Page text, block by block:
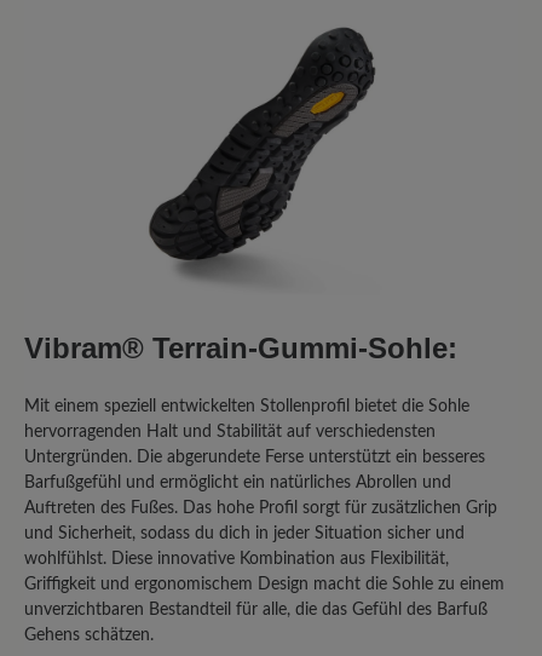
Vibram® Terrain-Gummi-Sohle:
Mit einem speziell entwickelten Stollenprofil bietet die Sohle
hervorragenden Halt und Stabilität auf verschiedensten
Untergründen. Die abgerundete Ferse unterstützt ein besseres
Barfußgefühl und ermöglicht ein natürliches Abrollen und
Auftreten des Fußes. Das hohe Profil sorgt für zusätzlichen Grip
und Sicherheit, sodass du dich in jeder Situation sicher und
wohlfühlst. Diese innovative Kombination aus Flexibilität,
Griffigkeit und ergonomischem Design macht die Sohle zu einem
unverzichtbaren Bestandteil für alle, die das Gefühl des Barfuß
Gehens schätzen.